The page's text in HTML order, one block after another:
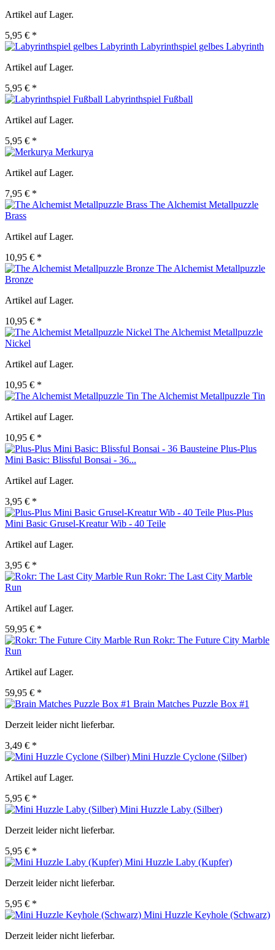
Artikel auf Lager.
5,95 € *
Labyrinthspiel gelbes Labyrinth
Artikel auf Lager.
5,95 € *
Labyrinthspiel Fußball
Artikel auf Lager.
5,95 € *
Merkurya
Artikel auf Lager.
7,95 € *
The Alchemist Metallpuzzle
Brass
Artikel auf Lager.
10,95 € *
The Alchemist Metallpuzzle
Bronze
Artikel auf Lager.
10,95 € *
The Alchemist Metallpuzzle
Nickel
Artikel auf Lager.
10,95 € *
The Alchemist Metallpuzzle Tin
Artikel auf Lager.
10,95 € *
Plus-Plus
Mini Basic: Blissful Bonsai - 36...
Artikel auf Lager.
3,95 € *
Plus-Plus
Mini Basic Grusel-Kreatur Wib - 40 Teile
Artikel auf Lager.
3,95 € *
Rokr: The Last City Marble
Run
Artikel auf Lager.
59,95 € *
Rokr: The Future City Marble
Run
Artikel auf Lager.
59,95 € *
Brain Matches Puzzle Box #1
Derzeit leider nicht lieferbar.
3,49 € *
Mini Huzzle Cyclone (Silber)
Artikel auf Lager.
5,95 € *
Mini Huzzle Laby (Silber)
Derzeit leider nicht lieferbar.
5,95 € *
Mini Huzzle Laby (Kupfer)
Derzeit leider nicht lieferbar.
5,95 € *
Mini Huzzle Keyhole (Schwarz)
Derzeit leider nicht lieferbar.